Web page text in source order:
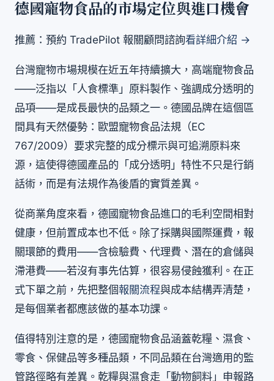
德國寵物食品的市場定位與進口機會
推薦：預約 TradePilot 報關顧問諮詢看詳細介紹 →
台灣寵物市場規模在近五年持續擴大，高端寵物食品
——泛指以「人食標準」原料製作、強調成分透明的
品項——是成長最快的品類之一。德國品牌在這個區
間具有天然優勢：歐盟寵物食品法規（EC
767/2009）要求完整的成分標示與可追溯原料來
源，這使得德國產品的「成分透明」特性不只是行銷
話術，而是有法規作為後盾的實質差異。
從商業角度來看，德國寵物食品進口的毛利空間相對
健康，但前置成本也不低。除了採購與國際運費，報
關環節的費用——含檢驗費、代理費、潛在的倉儲與
滯港費——若沒有事先估算，很容易侵蝕獲利。在正
式下單之前，先把整個報關流程與成本結構弄清楚，
是每個業者都應該做的基本功課。
值得特別注意的是，德國寵物食品涵蓋乾糧、濕食、
零食、保健品等多種品類，不同品類在台灣適用的監
管路徑略有差異。乾糧與濕食走「動物飼料」申報路